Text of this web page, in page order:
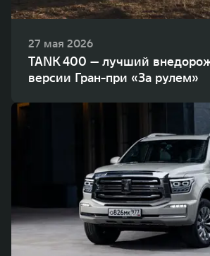
27 мая 2026
TANK 400 — лучший
версии Гран-при «За рулем»